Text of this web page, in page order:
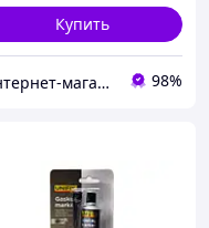
Купить
Интернет-магазин "Автозапчасти Ромен" 98%